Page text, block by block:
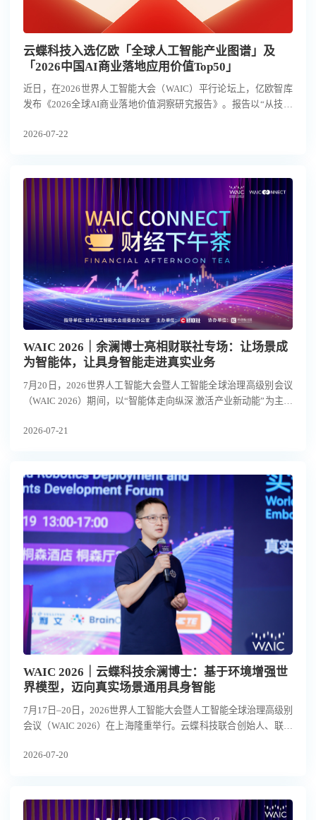
云蝶科技入选亿欧「全球人工智能产业图谱」及
「2026中国AI商业落地应用价值Top50」
近日，在2026世界人工智能大会（WAIC）平行论坛上，亿欧智库
发布《2026全球AI商业落地价值洞察研究报告》。报告以“从技术
局、AI商业落地场景与应用价值展开研究，并发布「全球人工智能
2026-07-22
WAIC 2026｜余澜博士亮相财联社专场：让场景成
为智能体，让具身智能走进真实业务
7月20日，2026世界人工智能大会暨人工智能全球治理高级别会议
（WAIC 2026）期间，以“智能体走向纵深 激活产业新动能”为主题
2026-07-21
WAIC 2026｜云蝶科技余澜博士：基于环境增强世
界模型，迈向真实场景通用具身智能
7月17日–20日，2026世界人工智能大会暨人工智能全球治理高级别
会议（WAIC 2026）在上海隆重举行。云蝶科技联合创始人、联席
发表主题演讲，详细阐述了云蝶科技以环境增强的世界模型，实现
2026-07-20